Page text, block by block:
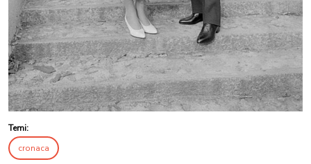
Temi:
cronaca